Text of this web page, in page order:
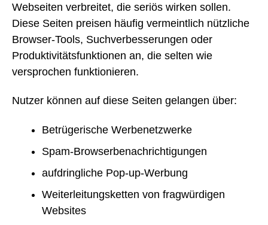
Webseiten verbreitet, die seriös wirken sollen.
Diese Seiten preisen häufig vermeintlich nützliche
Browser-Tools, Suchverbesserungen oder
Produktivitätsfunktionen an, die selten wie
versprochen funktionieren.
Nutzer können auf diese Seiten gelangen über:
Betrügerische Werbenetzwerke
Spam-Browserbenachrichtigungen
aufdringliche Pop-up-Werbung
Weiterleitungsketten von fragwürdigen
Websites